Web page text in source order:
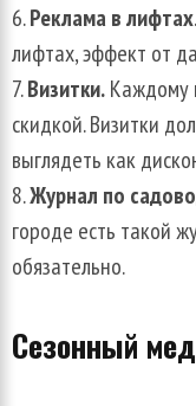
Реклама в лифтах
лифтах, эффект от
Визитки.Каждому
скидкой. Визитки
выглядеть как
Журнал по
городе есть такой
обязательно.
Сезонный